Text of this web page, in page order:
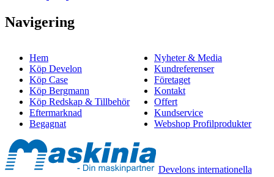
Navigering
Hem
Köp Develon
Köp Case
Köp Bergmann
Köp Redskap & Tillbehör
Eftermarknad
Begagnat
Nyheter & Media
Kundreferenser
Företaget
Kontakt
Offert
Kundservice
Webshop Profilprodukter
Develons internationella